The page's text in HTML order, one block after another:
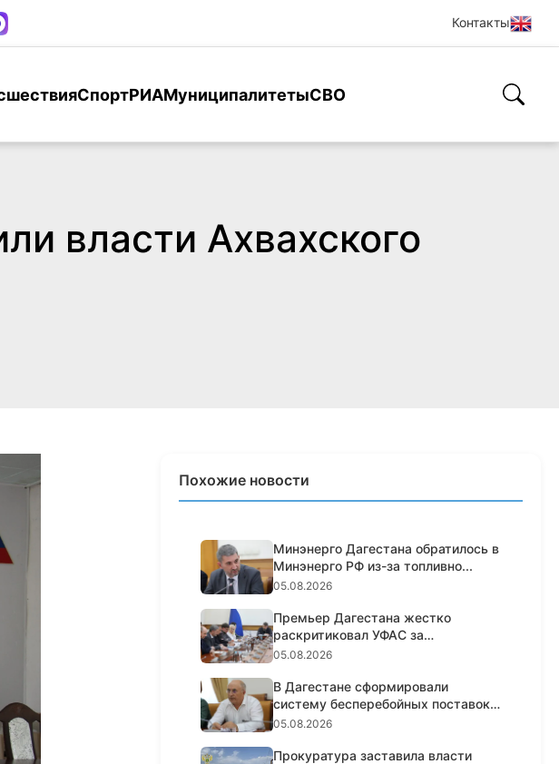
Контакты
СпортРИАМуниципалитетыСВО
власти Ахвахского
Похожие новости
Минэнерго Дагестана обратилось в
Минэнерго РФ из-за топливно...
05.08.2026
Премьер Дагестана жестко
раскритиковал УФАС за
пассивность н...
05.08.2026
В Дагестане сформировали
систему бесперебойных поставок
топл...
05.08.2026
Прокуратура заставила власти